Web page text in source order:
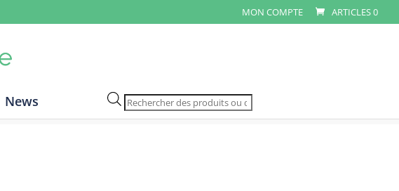
MON COMPTE ARTICLES 0
News Recherche
de
produits